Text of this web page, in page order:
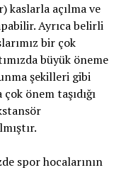
kaslarla açılma ve
Ayrıca belirli
bir çok
büyük öneme
şekilleri gibi
önem taşıdığı
spor hocalarının